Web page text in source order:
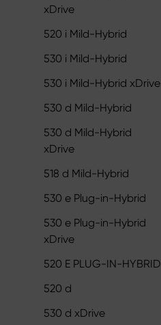
xDrive
520 i Mild-Hybrid
530 i Mild-Hybrid
530 i Mild-Hybrid xDrive
530 d Mild-Hybrid
530 d Mild-Hybrid
xDrive
518 d Mild-Hybrid
530 e Plug-in-Hybrid
530 e Plug-in-Hybrid
xDrive
520 E PLUG-IN-HYBRID
520 d
530 d xDrive